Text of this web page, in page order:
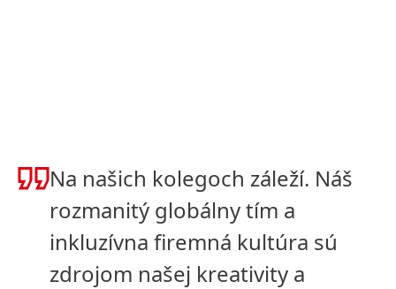
Na našich kolegoch záleží. Náš
rozmanitý globálny tím a
inkluzívna firemná kultúra sú
zdrojom našej kreativity a